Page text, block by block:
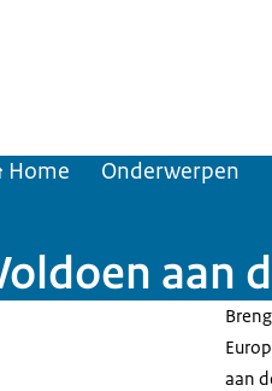
Home Onderwerpen
aan
aan